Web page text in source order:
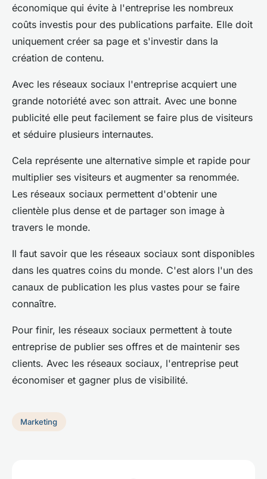
économique qui évite à l'entreprise les nombreux
coûts investis pour des publications parfaite. Elle doit
uniquement créer sa page et s'investir dans la
création de contenu.
Avec les réseaux sociaux l'entreprise acquiert une
grande notoriété avec son attrait. Avec une bonne
publicité elle peut facilement se faire plus de visiteurs
et séduire plusieurs internautes.
Cela représente une alternative simple et rapide pour
multiplier ses visiteurs et augmenter sa renommée.
Les réseaux sociaux permettent d'obtenir une
clientèle plus dense et de partager son image à
travers le monde.
Il faut savoir que les réseaux sociaux sont disponibles
dans les quatres coins du monde. C'est alors l'un des
canaux de publication les plus vastes pour se faire
connaître.
Pour finir, les réseaux sociaux permettent à toute
entreprise de publier ses offres et de maintenir ses
clients. Avec les réseaux sociaux, l'entreprise peut
économiser et gagner plus de visibilité.
Marketing